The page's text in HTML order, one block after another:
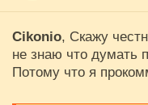
Cikоnio, Скажу
не знаю что думать
Потому что я